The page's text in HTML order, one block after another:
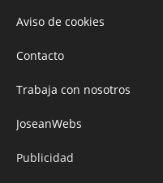
Aviso de cookies
Contacto
Trabaja con nosotros
JoseanWebs
Publicidad